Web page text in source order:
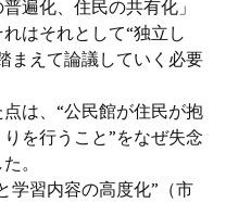
遍化、住民の共有化」
はそれとして“独立し
まえて論議していく必要
は、“公民館が住民が抱
を行うこと”をなぜ失念
。
学習内容の高度化”（市